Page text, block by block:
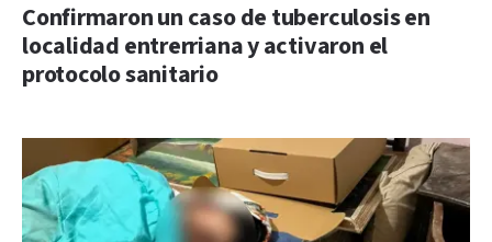
Confirmaron un caso de tuberculosis en
localidad entrerriana y activaron el
protocolo sanitario